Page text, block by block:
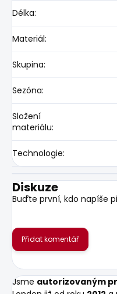
Délka:
Materiál:
Skupina:
Sezóna:
Složení
materiálu:
Technologie:
Diskuze
Buďte první, kdo napíše
Přidat komentář
Jsme autorizovaným